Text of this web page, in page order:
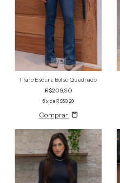
1/5
Flare Escura Bolso Quadrado
R$209,90
5x de R$50,29
Comprar